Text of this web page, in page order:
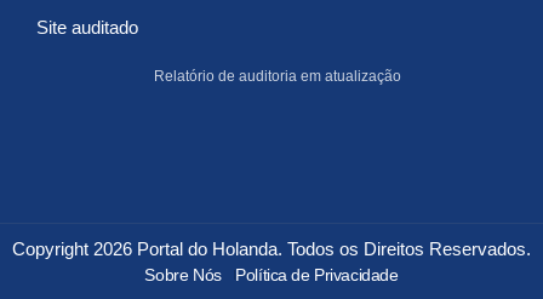
Site auditado
Relatório de auditoria em atualização
Copyright 2026 Portal do Holanda. Todos os Direitos Reservados.
Sobre Nós Política de Privacidade